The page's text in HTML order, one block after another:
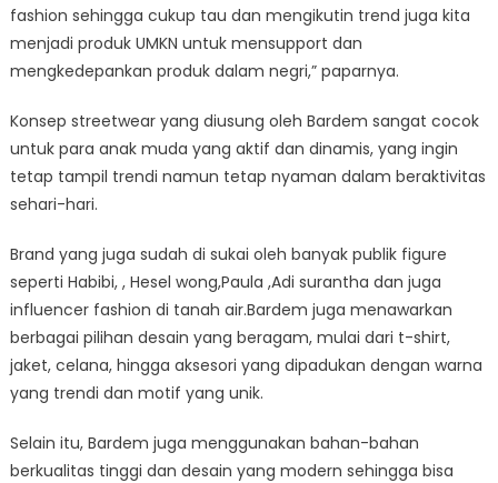
fashion sehingga cukup tau dan mengikutin trend juga kita
menjadi produk UMKN untuk mensupport dan
mengkedepankan produk dalam negri,” paparnya.
Konsep streetwear yang diusung oleh Bardem sangat cocok
untuk para anak muda yang aktif dan dinamis, yang ingin
tetap tampil trendi namun tetap nyaman dalam beraktivitas
sehari-hari.
Brand yang juga sudah di sukai oleh banyak publik figure
seperti Habibi, , Hesel wong,Paula ,Adi surantha dan juga
influencer fashion di tanah air.Bardem juga menawarkan
berbagai pilihan desain yang beragam, mulai dari t-shirt,
jaket, celana, hingga aksesori yang dipadukan dengan warna
yang trendi dan motif yang unik.
Selain itu, Bardem juga menggunakan bahan-bahan
berkualitas tinggi dan desain yang modern sehingga bisa